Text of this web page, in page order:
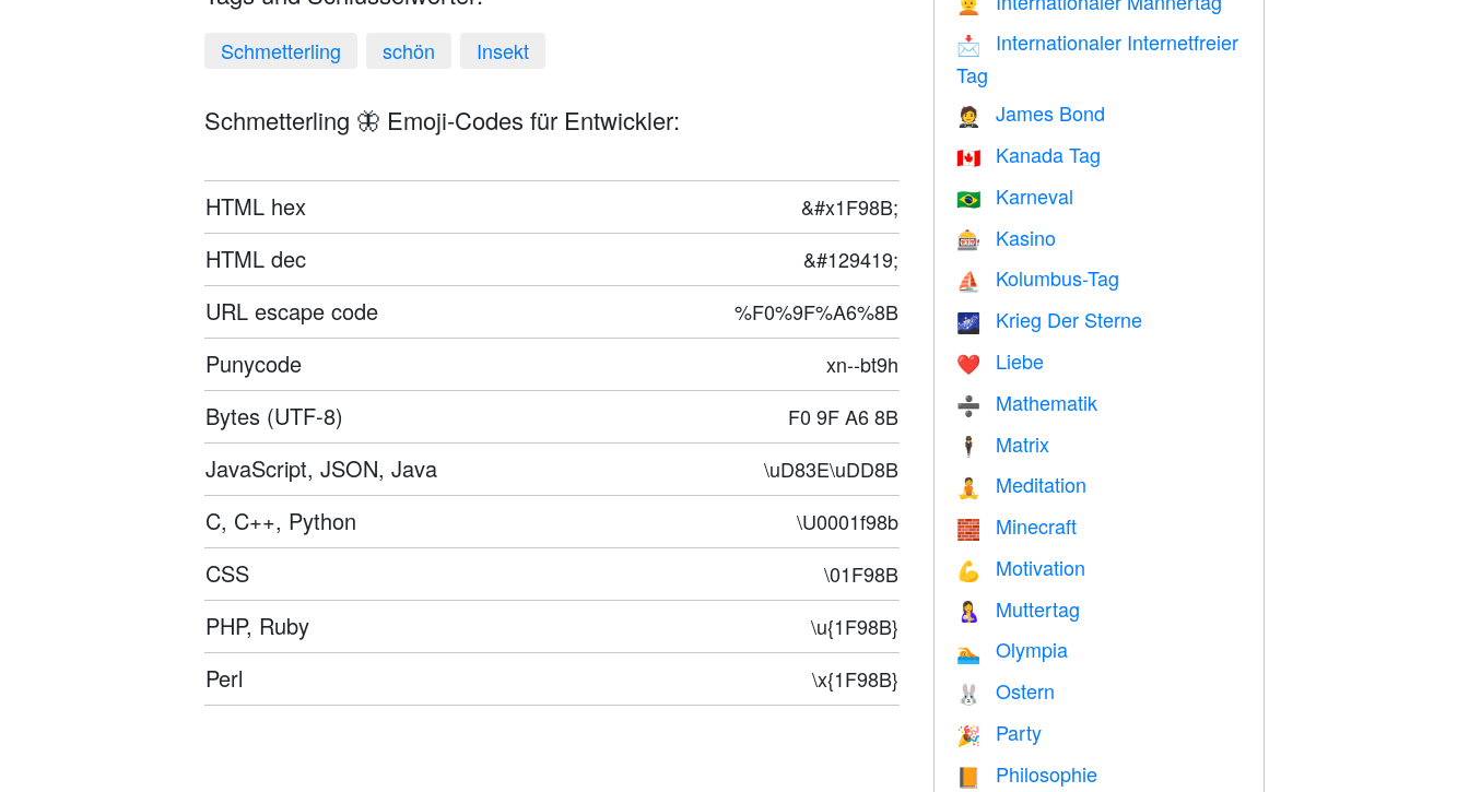
Schmetterling schön Insekt
Schmetterling 🦋 Emoji-Codes für Entwickler:
HTML hex &#x1F98B;
HTML dec &#129419;
URL escape code %F0%9F%A6%8B
Punycode xn--bt9h
Bytes (UTF-8) F0 9F A6 8B
JavaScript, JSON, Java \uD83E\uDD8B
C, C++, Python \U0001f98b
CSS \01F98B
PHP, Ruby \u{1F98B}
Perl \x{1F98B}
📩
Internationaler Internetfreier
Tag
🤵 James Bond
🇨🇦 Kanada Tag
🇧🇷 Karneval
🎰 Kasino
⛵️ Kolumbus-Tag
🌌 Krieg Der Sterne
❤️️ Liebe
➗ Mathematik
🕴️ Matrix
🧘 Meditation
🧱 Minecraft
💪 Motivation
🤱 Muttertag
🏊 Olympia
🐰 Ostern
🎉 Party
📙 Philosophie